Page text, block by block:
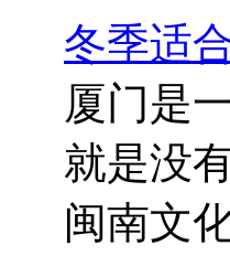
冬季适
厦门是
就是没
闽南文